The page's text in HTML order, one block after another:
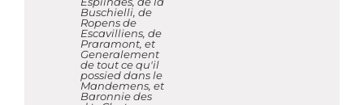
Buschielli, de
Ropens de
Escavilliens, de
Praramont, et
Generalement
de tout ce qu'il
possied dans le
Mandemens, et
Baronnie des